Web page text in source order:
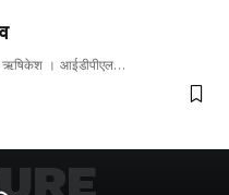
ऋषिकेश । आईडीपीएल…